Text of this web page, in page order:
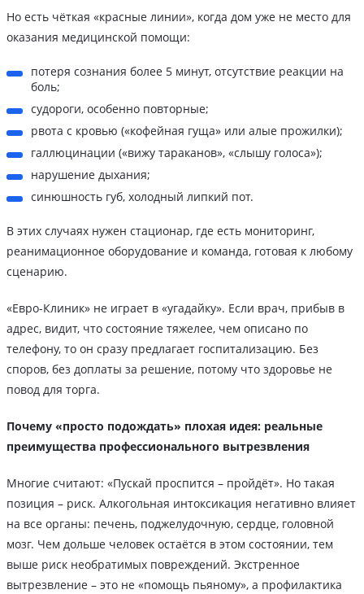
Но есть чёткая «красные линии», когда дом уже не место для
оказания медицинской помощи:
потеря сознания более 5 минут, отсутствие реакции на
боль;
судороги, особенно повторные;
рвота с кровью («кофейная гуща» или алые прожилки);
галлюцинации («вижу тараканов», «слышу голоса»);
нарушение дыхания;
синюшность губ, холодный липкий пот.
В этих случаях нужен стационар, где есть мониторинг,
реанимационное оборудование и команда, готовая к любому
сценарию.
«Евро-Клиник» не играет в «угадайку». Если врач, прибыв в
адрес, видит, что состояние тяжелее, чем описано по
телефону, то он сразу предлагает госпитализацию. Без
споров, без доплаты за решение, потому что здоровье не
повод для торга.
Почему «просто подождать» плохая идея: реальные
преимущества профессионального вытрезвления
Многие считают: «Пускай проспится – пройдёт». Но такая
позиция – риск. Алкогольная интоксикация негативно влияет
на все органы: печень, поджелудочную, сердце, головной
мозг. Чем дольше человек остаётся в этом состоянии, тем
выше риск необратимых повреждений. Экстренное
вытрезвление – это не «помощь пьяному», а профилактика